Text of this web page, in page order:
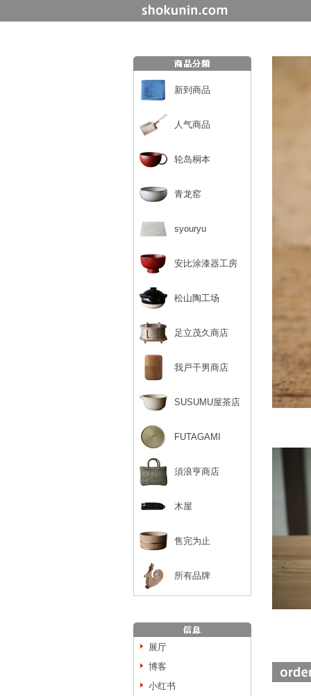
新到商品
人气商品
轮岛桐本
青龙窑
syouryu
安比涂漆器工房
松山陶工场
足立茂久商店
我戸干男商店
SUSUMU屋茶店
FUTAGAMI
須浪亨商店
木屋
售完为止
所有品牌
展厅
博客
小红书